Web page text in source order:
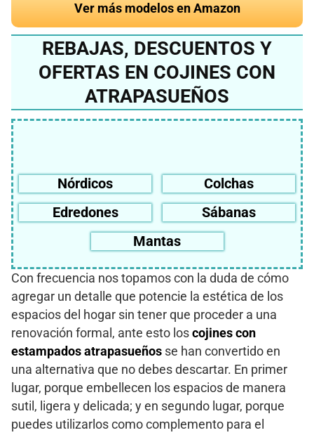
Ver más modelos en Amazon
REBAJAS, DESCUENTOS Y
OFERTAS EN COJINES CON
ATRAPASUEÑOS
Nórdicos
Colchas
Edredones
Sábanas
Mantas
Con frecuencia nos topamos con la duda de cómo
agregar un detalle que potencie la estética de los
espacios del hogar sin tener que proceder a una
renovación formal, ante esto los cojines con
estampados atrapasueños se han convertido en
una alternativa que no debes descartar. En primer
lugar, porque embellecen los espacios de manera
sutil, ligera y delicada; y en segundo lugar, porque
puedes utilizarlos como complemento para el